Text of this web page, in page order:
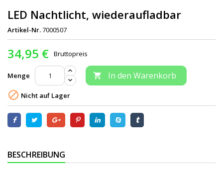
LED Nachtlicht, wiederaufladbar
Artikel-Nr.7000507
34,95 € Bruttopreis
Menge  In den Warenkorb
 Nicht auf Lager
BESCHREIBUNG